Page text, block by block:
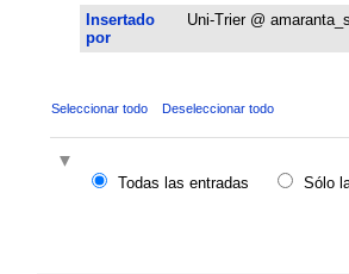
Insertado
por
Uni-Trier @
Seleccionar todo Deseleccionar todo
Todas las entradas
Sólo